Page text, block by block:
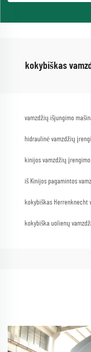
kokybiškas
vamzdžių išjungimo
hidraulinė vamzdžių
kinijos vamzdžių
iš Kinijos pagamintos
kokybiškas Herrenknecht
kokybiška uolienų